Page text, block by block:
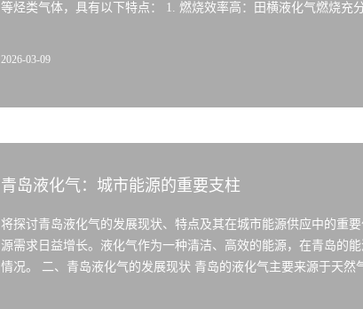
等烃类气体，具有以下特点： 1. 燃烧效率高：田横液化气燃烧充
2026-03-09
青岛液化气：城市能源的重要支柱
将探讨青岛液化气的发展现状、特点及其在城市能源供应中的重
源需求日益增长。液化气作为一种清洁、高效的能源，在青岛的
情况。 二、青岛液化气的发展现状 青岛的液化气主要来源于天然